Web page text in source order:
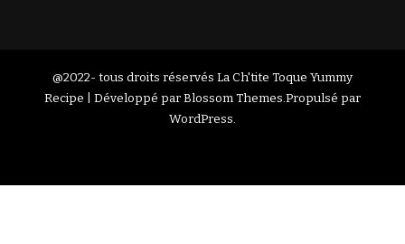
@2022- tous droits réservés La Ch'tite Toque Yummy
Recipe | Développé parBlossom Themes.Propulsé par
WordPress.